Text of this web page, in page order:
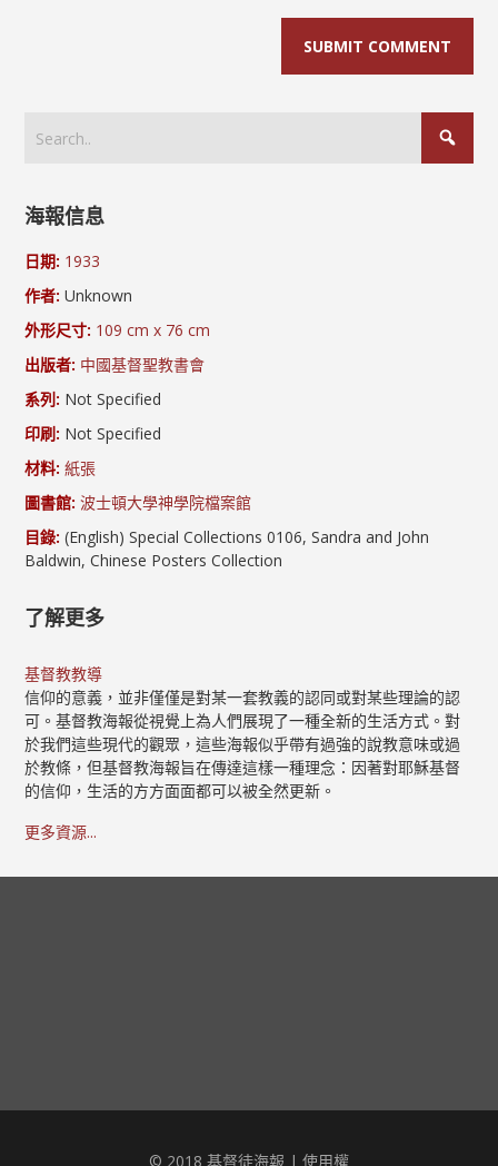
海報信息
日期: 1933
作者: Unknown
外形尺寸: 109 cm x 76 cm
出版者: 中國基督聖教書會
系列: Not Specified
印刷: Not Specified
材料: 紙張
圖書館: 波士頓大學神學院檔案館
目錄: (English) Special Collections 0106, Sandra and John
Baldwin, Chinese Posters Collection
了解更多
基督教教導
信仰的意義，並非僅僅是對某一套教義的認同或對某些理論的認
可。基督教海報從視覺上為人們展現了一種全新的生活方式。對
於我們這些現代的觀眾，這些海報似乎帶有過強的說教意味或過
於教條，但基督教海報旨在傳達這樣一種理念：因著對耶穌基督
的信仰，生活的方方面面都可以被全然更新。
更多資源...
© 2018 基督徒海報 | 使用權